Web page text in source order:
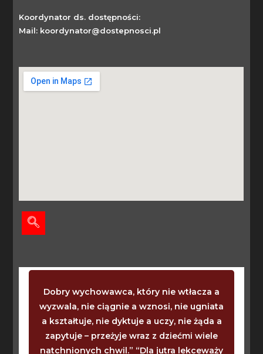
Koordynator ds. dostępności:
Mail: koordynator@dostepnosci.pl
Dobry wychowawca, który nie wtłacza a
wyzwala, nie ciągnie a wznosi, nie ugniata
a kształtuje, nie dyktuje a uczy, nie żąda a
zapytuje – przeżyje wraz z dziećmi wiele
natchnionych chwil.” “Dla jutra lekceważy